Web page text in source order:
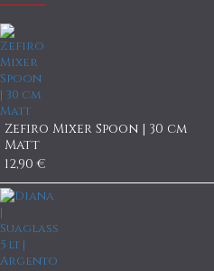
Zefiro Mixer Spoon | 30 cm
Matt
12,90 €